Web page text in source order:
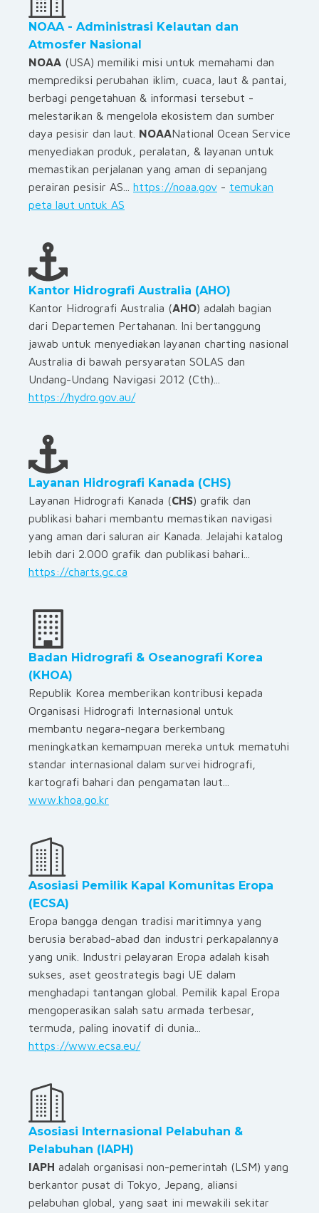
NOAA - Administrasi Kelautan dan
Atmosfer Nasional
NOAA (USA) memiliki misi untuk memahami dan
memprediksi perubahan iklim, cuaca, laut & pantai,
berbagi pengetahuan & informasi tersebut -
melestarikan & mengelola ekosistem dan sumber
daya pesisir dan laut. NOAANational Ocean Service
menyediakan produk, peralatan, & layanan untuk
memastikan perjalanan yang aman di sepanjang
perairan pesisir AS... https://noaa.gov - temukan
peta laut untuk AS
Kantor Hidrografi Australia (AHO)
Kantor Hidrografi Australia (AHO) adalah bagian
dari Departemen Pertahanan. Ini bertanggung
jawab untuk menyediakan layanan charting nasional
Australia di bawah persyaratan SOLAS dan
Undang-Undang Navigasi 2012 (Cth)...
https://hydro.gov.au/
Layanan Hidrografi Kanada (CHS)
Layanan Hidrografi Kanada (CHS) grafik dan
publikasi bahari membantu memastikan navigasi
yang aman dari saluran air Kanada. Jelajahi katalog
lebih dari 2.000 grafik dan publikasi bahari...
https://charts.gc.ca
Badan Hidrografi & Oseanografi Korea
(KHOA)
Republik Korea memberikan kontribusi kepada
Organisasi Hidrografi Internasional untuk
membantu negara-negara berkembang
meningkatkan kemampuan mereka untuk mematuhi
standar internasional dalam survei hidrografi,
kartografi bahari dan pengamatan laut...
www.khoa.go.kr
Asosiasi Pemilik Kapal Komunitas Eropa
(ECSA)
Eropa bangga dengan tradisi maritimnya yang
berusia berabad-abad dan industri perkapalannya
yang unik. Industri pelayaran Eropa adalah kisah
sukses, aset geostrategis bagi UE dalam
menghadapi tantangan global. Pemilik kapal Eropa
mengoperasikan salah satu armada terbesar,
termuda, paling inovatif di dunia...
https://www.ecsa.eu/
Asosiasi Internasional Pelabuhan &
Pelabuhan (IAPH)
IAPH adalah organisasi non-pemerintah (LSM) yang
berkantor pusat di Tokyo, Jepang, aliansi
pelabuhan global, yang saat ini mewakili sekitar